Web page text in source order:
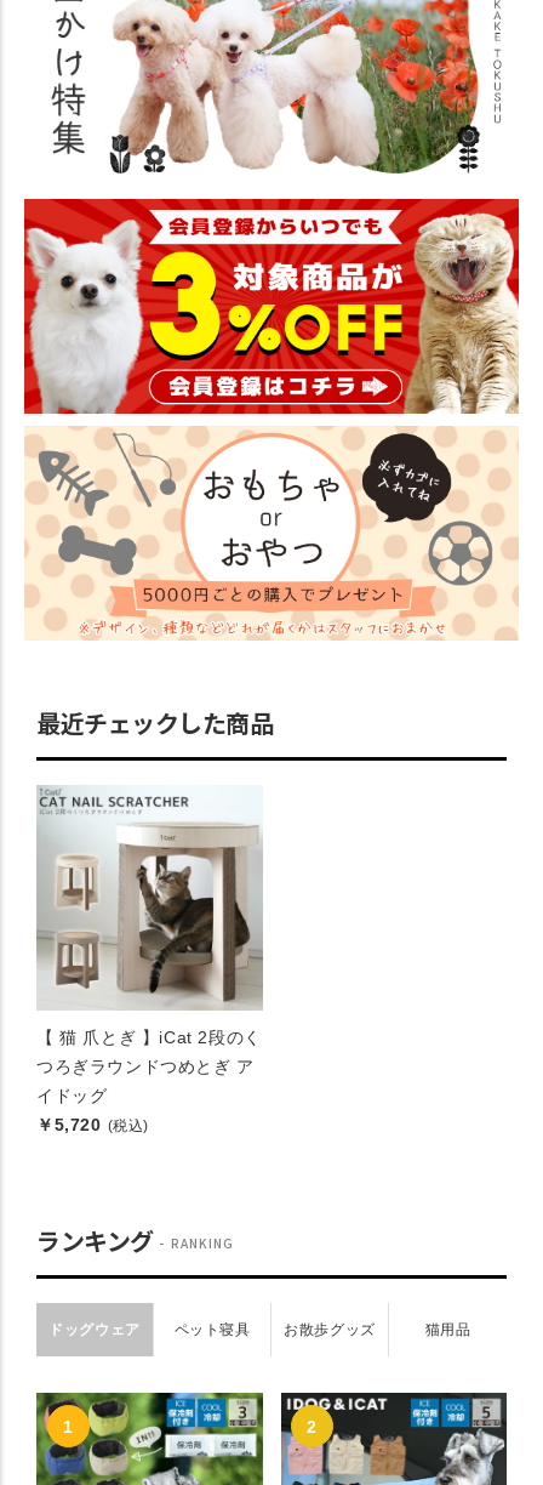
最近チェックした商品
【 猫 爪とぎ 】iCat 2段のく
つろぎラウンドつめとぎ ア
イドッグ
￥5,720 (税込)
ランキング RANKING
ドッグウェア ペット寝具 お散歩グッズ 猫用品